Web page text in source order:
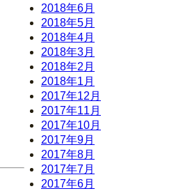
2018年6月
2018年5月
2018年4月
2018年3月
2018年2月
2018年1月
2017年12月
2017年11月
2017年10月
2017年9月
2017年8月
2017年7月
2017年6月